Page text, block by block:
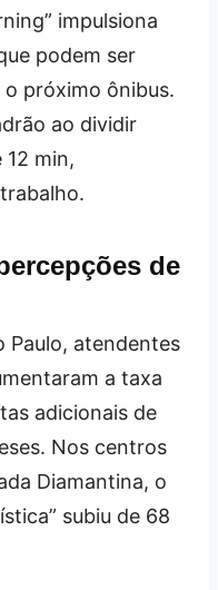
impulsiona
podem ser
próximo ônibus.
ao dividir
12 min,
de
Paulo, atendentes
a taxa
adicionais de
Nos centros
Diamantina, o
subiu de 68